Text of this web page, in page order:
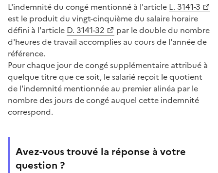
L'indemnité du congé mentionné à l'article L. 3141-3
est le produit du vingt-cinquième du salaire horaire
défini à l'article D. 3141-32
par le double du nombre
d'heures de travail accomplies au cours de l'année de
référence.
Pour chaque jour de congé supplémentaire attribué à
quelque titre que ce soit, le salarié reçoit le quotient
de l'indemnité mentionnée au premier alinéa par le
nombre des jours de congé auquel cette indemnité
correspond.
Avez-vous trouvé la réponse à votre
question ?